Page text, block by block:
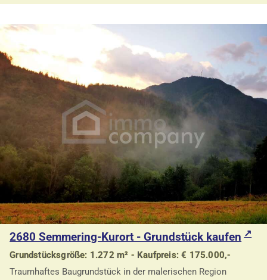
2680 Semmering-Kurort - Grundstück kaufen
Grundstücksgröße: 1.272 m² - Kaufpreis: € 175.000,-
Traumhaftes Baugrundstück in der malerischen Region